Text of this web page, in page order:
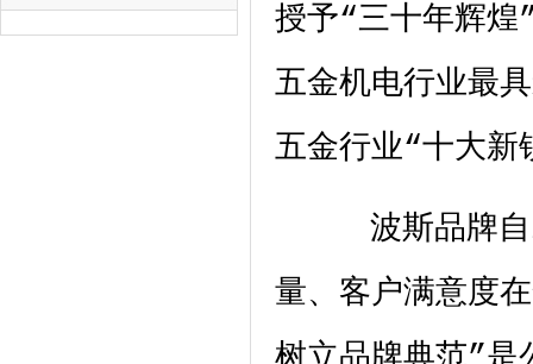
授予“三十年辉煌
五金机电行业最
五金行业“十大新
波斯品牌自
量、客户满意度